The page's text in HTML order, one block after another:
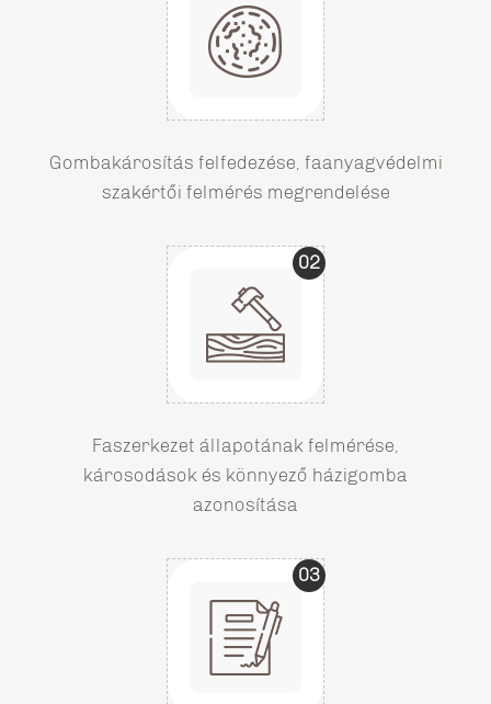
Gombakárosítás felfedezése, faanyagvédelmi
szakértői felmérés megrendelése
02
Faszerkezet állapotának felmérése,
károsodások és könnyező házigomba
azonosítása
03